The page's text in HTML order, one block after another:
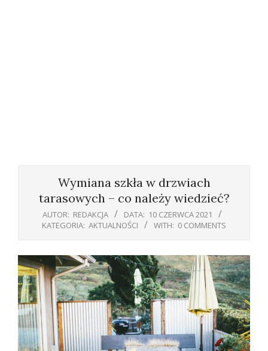
Wymiana szkła w drzwiach
tarasowych – co należy wiedzieć?
AUTOR: REDAKCJA DATA: 10 CZERWCA 2021
KATEGORIA: AKTUALNOŚCI WITH: 0 COMMENTS